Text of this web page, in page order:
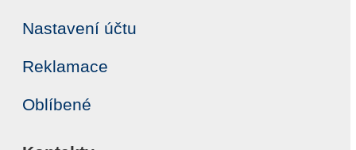
Nastavení účtu
Reklamace
Oblíbené